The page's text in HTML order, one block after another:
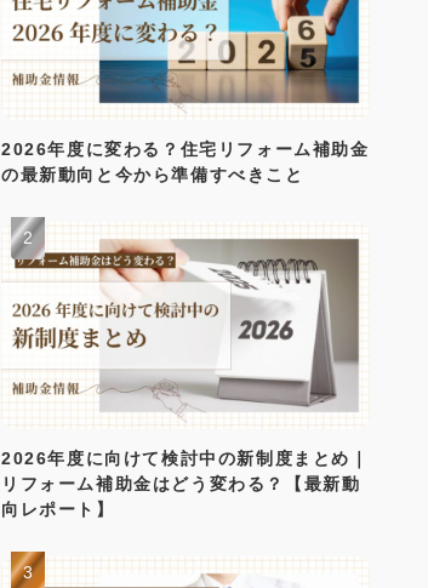
2026年度に変わる？住宅リフォーム補助金
の最新動向と今から準備すべきこと
2026年度に向けて検討中の新制度まとめ｜
リフォーム補助金はどう変わる？【最新動
向レポート】